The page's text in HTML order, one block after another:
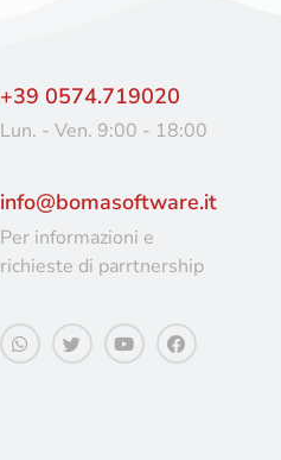
+39 0574.719020
Lun. - Ven. 9:00 - 18:00
info@bomasoftware.it
Per informazioni e
richieste di parrtnership